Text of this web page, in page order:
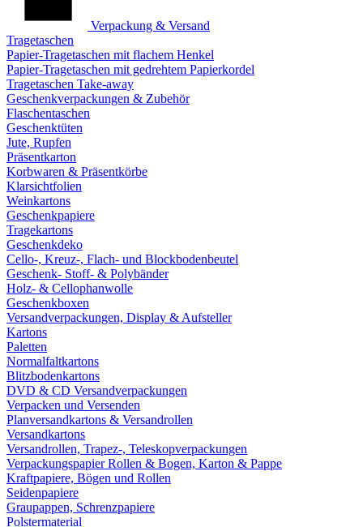
Verpackung & Versand
Tragetaschen
Papier-Tragetaschen mit flachem Henkel
Papier-Tragetaschen mit gedrehtem Papierkordel
Tragetaschen Take-away
Geschenkverpackungen & Zubehör
Flaschentaschen
Geschenktüten
Jute, Rupfen
Präsentkarton
Korbwaren & Präsentkörbe
Klarsichtfolien
Weinkartons
Geschenkpapiere
Tragekartons
Geschenkdeko
Cello-, Kreuz-, Flach- und Blockbodenbeutel
Geschenk- Stoff- & Polybänder
Holz- & Cellophanwolle
Geschenkboxen
Versandverpackungen, Display & Aufsteller
Kartons
Paletten
Normalfaltkartons
Blitzbodenkartons
DVD & CD Versandverpackungen
Verpacken und Versenden
Planversandkartons & Versandrollen
Versandkartons
Versandrollen, Trapez-, Teleskopverpackungen
Verpackungspapier Rollen & Bogen, Karton & Pappe
Kraftpapiere, Bögen und Rollen
Seidenpapiere
Graupappen, Schrenzpapiere
Polstermaterial